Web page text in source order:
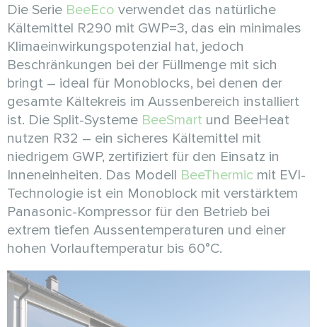
Die Serie BeeEco verwendet das natürliche
Kältemittel R290 mit GWP=3, das ein minimales
Klimaeinwirkungspotenzial hat, jedoch
Beschränkungen bei der Füllmenge mit sich
bringt – ideal für Monoblocks, bei denen der
gesamte Kältekreis im Aussenbereich installiert
ist. Die Split-Systeme BeeSmart und BeeHeat
nutzen R32 – ein sicheres Kältemittel mit
niedrigem GWP, zertifiziert für den Einsatz in
Inneneinheiten. Das Modell BeeThermic mit EVI-
Technologie ist ein Monoblock mit verstärktem
Panasonic-Kompressor für den Betrieb bei
extrem tiefen Aussentemperaturen und einer
hohen Vorlauftemperatur bis 60°C.